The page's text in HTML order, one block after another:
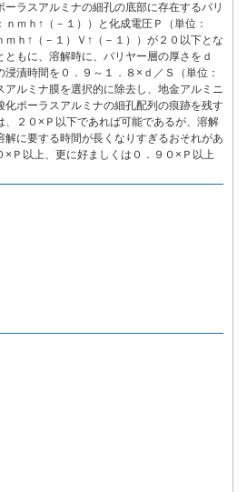
ラスアルミナの細孔の底部に存在するバリ
ｍｈ↑（－１））と化成電圧Ｐ（単位：
ｍｈ↑（－１）Ｖ↑（－１））が２０以下とな
もに、溶解時に、バリヤー層の厚さをｄ
浸漬時間を０．９～１．８×ｄ／Ｓ（単位：
アルミナ膜を選択的に除去し、地金アルミニ
化ポーラスアルミナの細孔配列の痕跡を残す
、２０×Ｐ以下であれば可能であるが、溶解
に要する時間が長くなりすぎるおそれがあ
×Ｐ以上、更に好ましくは０．９０×Ｐ以上